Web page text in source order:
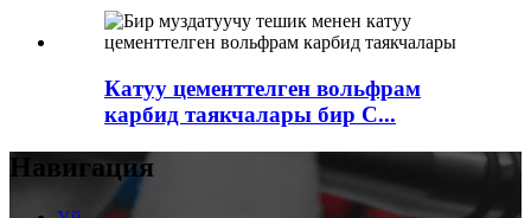
Катуу цементтелген вольфрам
карбид таякчалары бир C...
Навигация